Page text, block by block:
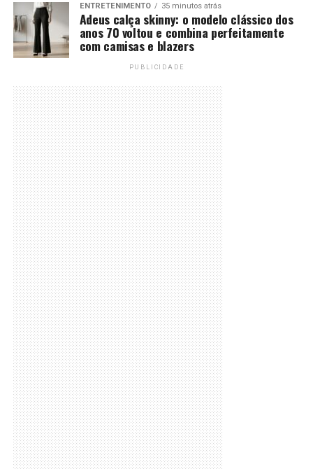
ENTRETENIMENTO 35 minutos atrás
Adeus calça skinny: o modelo clássico dos
anos 70 voltou e combina perfeitamente
com camisas e blazers
PUBLICIDADE